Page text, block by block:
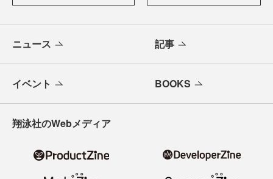
ニュース 記事
イベント BOOKS
翔泳社のWebメディア